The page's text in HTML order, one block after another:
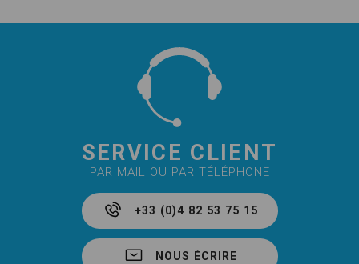
SERVICE CLIENT
PAR MAIL OU PAR TÉLÉPHONE
+33 (0)4 82 53 75 15
NOUS ÉCRIRE